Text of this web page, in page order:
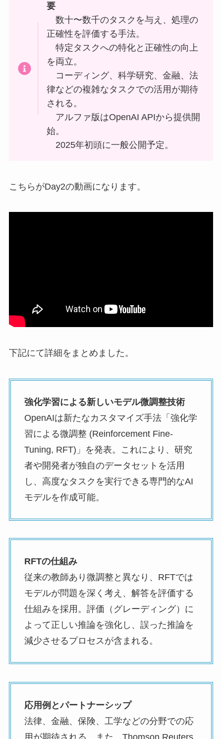
要
数十〜数千のタスクを与え、処理の
正確性を評価する手法。
特定タスクへの特化と正確性の向上
を両立。
コーディング、科学研究、金融、法
律などの複雑なタスクでの活用が期待
される。
アルファ版はOpenAI APIから提供開
始。
2025年初頭に一般公開予定。
こちらがDay2の動画になります。
下記にて詳細をまとめました。
強化学習による新しいモデル微調整技術
OpenAIは新たなカスタマイズ手法「強化学
習による微調整 (Reinforcement Fine-
Tuning, RFT)」を発表。これにより、研究
者や開発者が独自のデータセットを活用
し、高度なタスクを実行できる専門的なAI
モデルを作成可能。
RFTの仕組み
従来の教師あり微調整と異なり、RFTでは
モデルが問題を深く考え、解答を評価する
仕組みを採用。評価（グレーディング）に
よって正しい推論を強化し、誤った推論を
減少させるプロセスが含まれる。
応用例とパートナーシップ
法律、金融、保険、工学などの分野での応
用が期待される。また、Thomson Reuters